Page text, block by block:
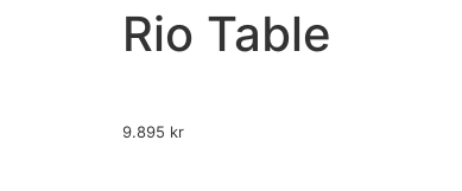
Rio Table
9.895 kr